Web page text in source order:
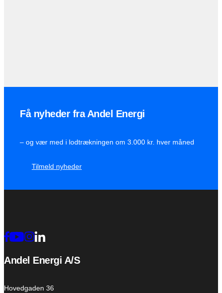
Få nyheder fra Andel Energi
– og vær med i lodtrækningen om 3.000 kr. hver måned
Tilmeld nyheder
Andel Energi A/S
Hovedgaden 36